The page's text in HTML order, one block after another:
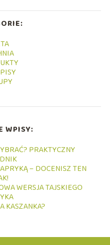
WPISY:
PRAKTYCZNY
– DOCENISZ TEN
WERSJA TAJSKIEGO
KASZANKA?